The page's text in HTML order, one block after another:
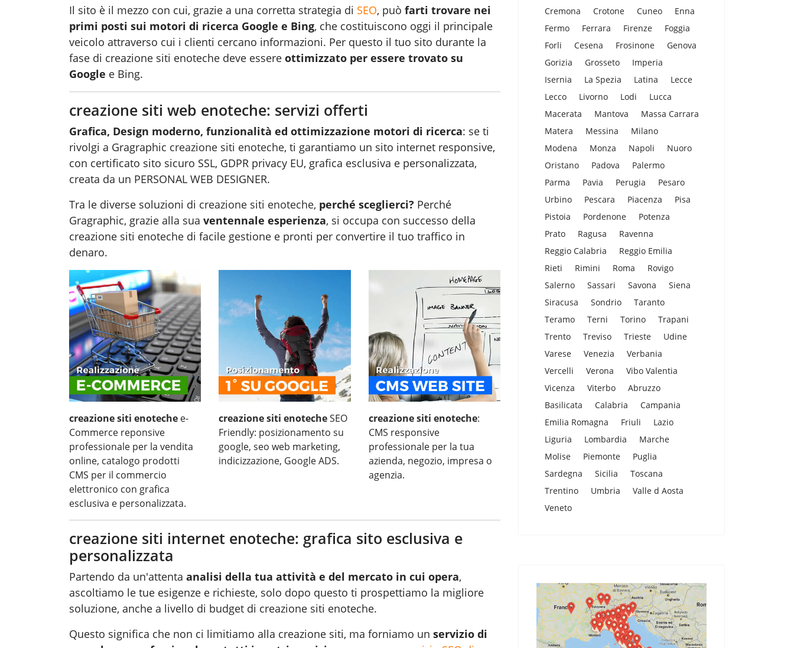
Il sito è il mezzo con cui, grazie a una corretta strategia di SEO, può farti trovare nei
primi posti sui motori di ricerca Google e Bing, che costituiscono oggi il principale
veicolo attraverso cui i clienti cercano informazioni. Per questo il tuo sito durante la
fase di creazione siti enoteche deve essere ottimizzato per essere trovato su
Google e Bing.
creazione siti web enoteche: servizi offerti
Grafica, Design moderno, funzionalità ed ottimizzazione motori di ricerca: se ti
rivolgi a Gragraphic creazione siti enoteche, ti garantiamo un sito internet responsive,
con certificato sito sicuro SSL, GDPR privacy EU, grafica esclusiva e personalizzata,
creata da un PERSONAL WEB DESIGNER.
Tra le diverse soluzioni di creazione siti enoteche, perché sceglierci? Perché
Gragraphic, grazie alla sua ventennale esperienza, si occupa con successo della
creazione siti enoteche di facile gestione e pronti per convertire il tuo traffico in
denaro.
creazione siti enoteche e-
Commerce reponsive
professionale per la vendita
online, catalogo prodotti
CMS per il commercio
elettronico con grafica
esclusiva e personalizzata.
creazione siti enotecheSEO
Friendly: posizionamento su
google, seo web marketing,
indicizzazione, Google ADS.
creazione siti enoteche:
CMS responsive
professionale per la tua
azienda, negozio, impresa o
agenzia.
creazione siti internet enoteche: grafica sito esclusiva e
personalizzata
Partendo da un'attenta analisi della tua attività e del mercato in cui opera,
ascoltiamo le tue esigenze e richieste, solo dopo questo ti prospettiamo la migliore
soluzione, anche a livello di budget di creazione siti enoteche.
Questo significa che non ci limitiamo alla creazione siti, ma forniamo un servizio di
Cremona
Crotone Cuneo
Enna
Fermo
Ferrara Firenze
Foggia
Forli
Cesena Frosinone
Genova
Gorizia
Grosseto
Imperia
Isernia
La Spezia Latina
Lecce
Lecco
Livorno Lodi
Lucca
Macerata
Mantova
Massa Carrara
Matera
Messina
Milano
Modena
Monza Napoli
Nuoro
Oristano
Padova
Palermo
Parma
Pavia Perugia
Pesaro
Urbino
Pescara Piacenza
Pisa
Pistoia
Pordenone
Potenza
Prato
Ragusa
Ravenna
Reggio Calabria
Reggio Emilia
Rieti
Rimini Roma
Rovigo
Salerno
Sassari Savona
Siena
Siracusa
Sondrio
Taranto
Teramo
Terni Torino
Trapani
Trento
Treviso Trieste
Udine
Varese
Venezia
Verbania
Vercelli
Verona
Vibo Valentia
Vicenza
Viterbo
Abruzzo
Basilicata
Calabria
Campania
Emilia Romagna
Friuli
Lazio
Liguria
Lombardia
Marche
Molise
Piemonte
Puglia
Sardegna
Sicilia
Toscana
Trentino
Umbria
Valle d Aosta
Veneto